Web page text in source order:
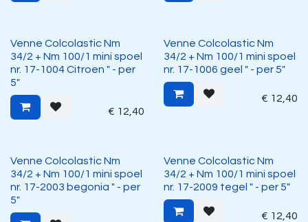
Venne Colcolastic Nm
34/2 + Nm 100/1 mini spoel
nr. 17-1004 Citroen " - per
5"
€ 12,40
Venne Colcolastic Nm
34/2 + Nm 100/1 mini spoel
nr. 17-1006 geel " - per 5"
€ 12,40
Venne Colcolastic Nm
34/2 + Nm 100/1 mini spoel
nr. 17-2003 begonia " - per
5"
Venne Colcolastic Nm
34/2 + Nm 100/1 mini spoel
nr. 17-2009 tegel " - per 5"
€ 12,40